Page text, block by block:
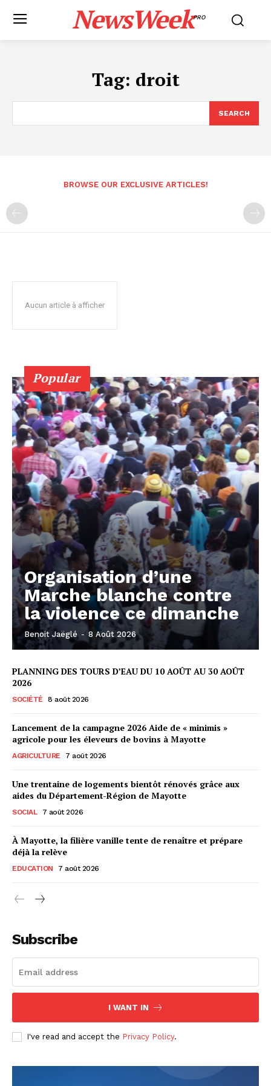
NewsWeekPRO
Tag: droit
SEARCH
BROWSE OUR EXCLUSIVE ARTICLES!
Aucun article à afficher
Popular
Organisation d’une
Marche blanche contre
la violence ce dimanche
Benoit Jaëglé - 8 Août 2026
PLANNING DES TOURS D’EAU DU 10 AOÛT AU 30 AOÛT
2026
SOCIÉTÉ 8 août 2026
Lancement de la campagne 2026 Aide de « minimis »
agricole pour les éleveurs de bovins à Mayotte
AGRICULTURE 7 août 2026
Une trentaine de logements bientôt rénovés grâce aux
aides du Département-Région de Mayotte
SOCIAL 7 août 2026
À Mayotte, la filière vanille tente de renaître et prépare
déjà la relève
EDUCATION 7 août 2026
Subscribe
I WANT IN
I've read and accept the Privacy Policy.